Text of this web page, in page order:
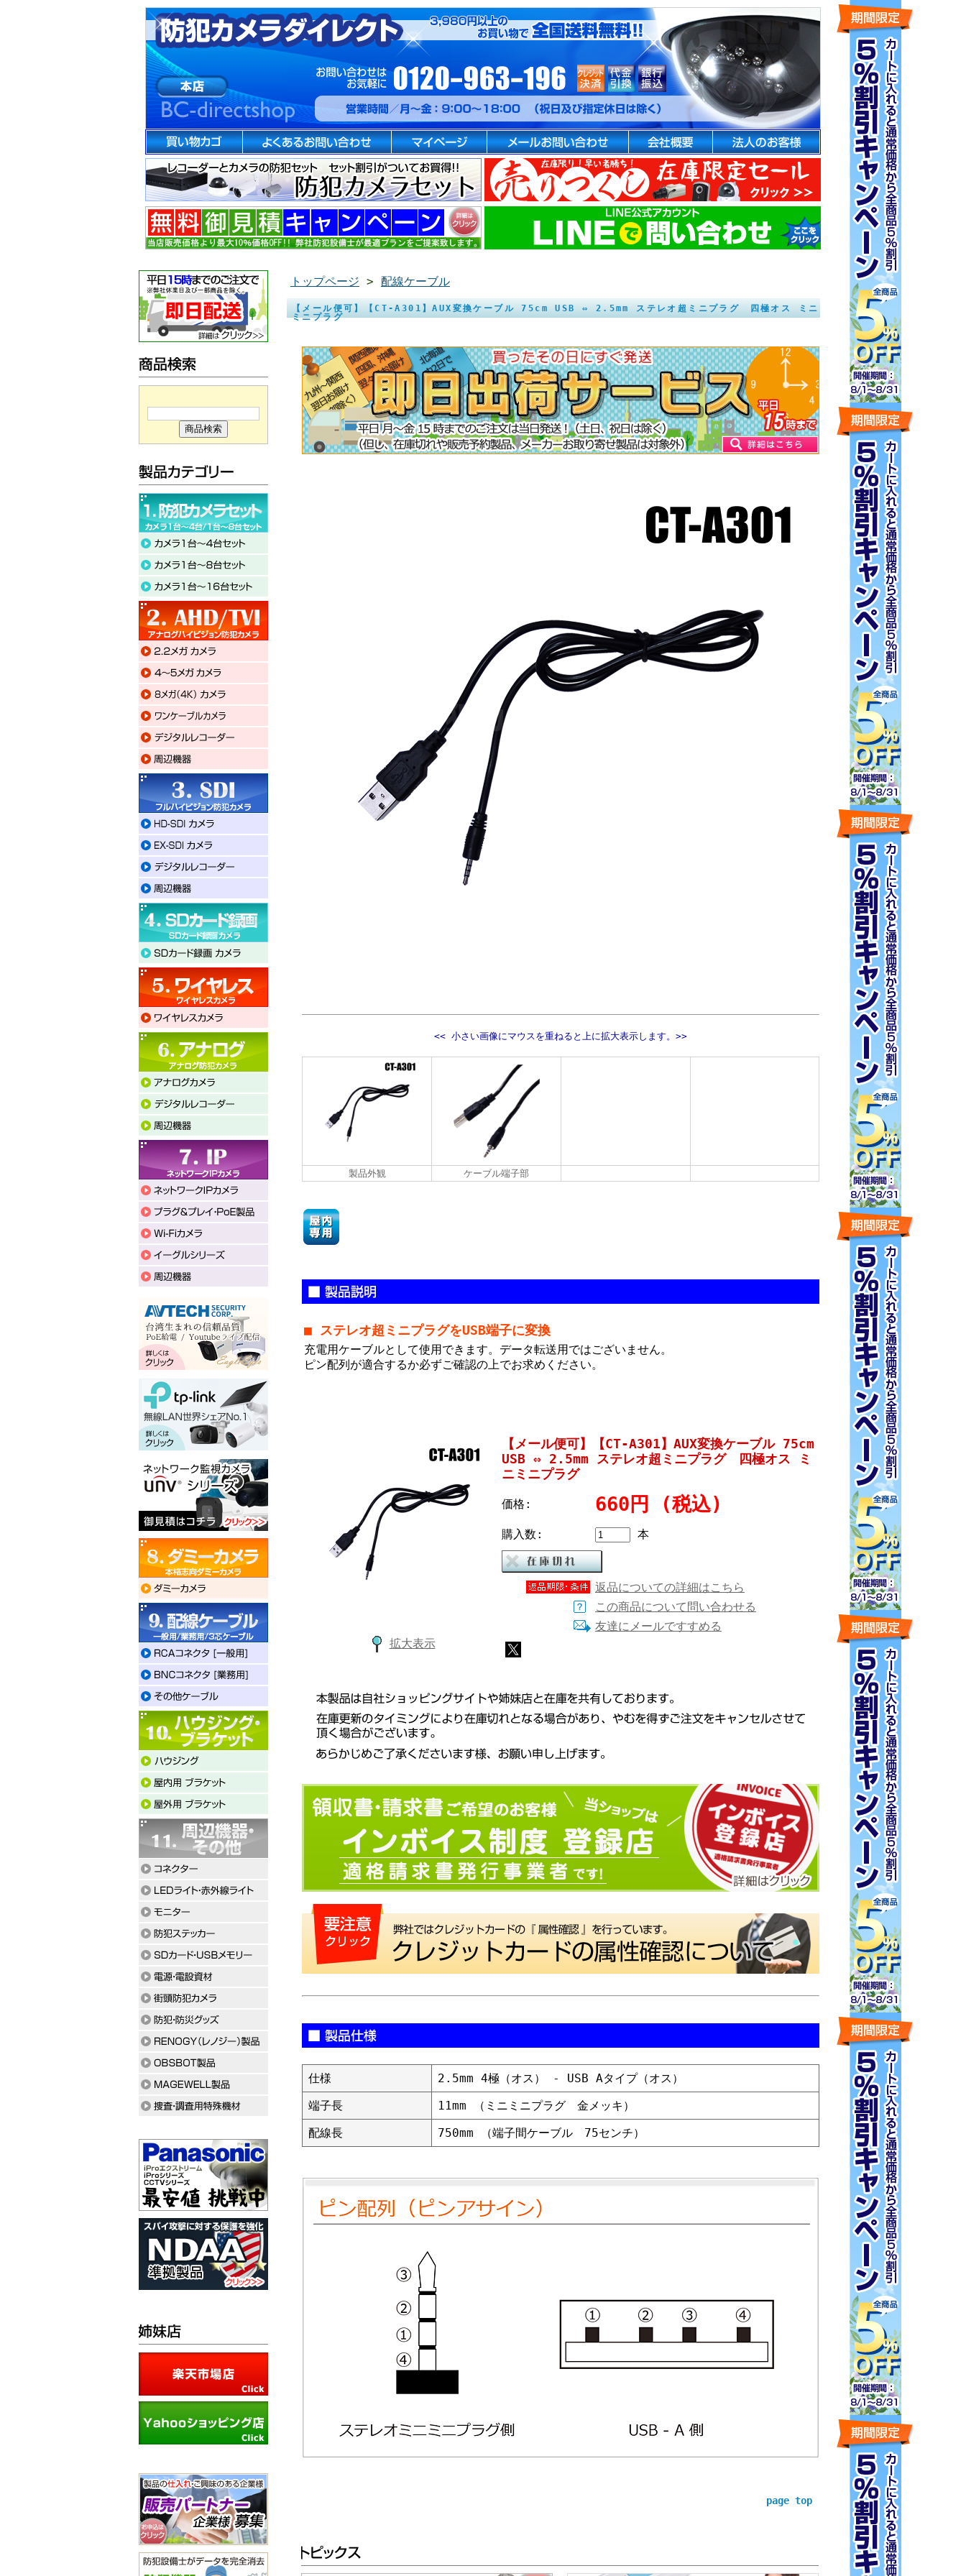
トップページ > 配線ケーブル
【メール便可】【CT-A301】AUX変換ケーブル 75cm USB ⇔ 2.5mm ステレオ超ミニプラグ 四極オス ミニ
ミニプラグ
<< 小さい画像にマウスを重ねると上に拡大表示します。>>
製品外観 ケーブル端子部
■ ステレオ超ミニプラグをUSB端子に変換
充電用ケーブルとして使用できます。データ転送用ではございません。
ピン配列が適合するか必ずご確認の上でお求めください。
拡大表示
【メール便可】【CT-A301】AUX変換ケーブル 75cm
USB ⇔ 2.5mm ステレオ超ミニプラグ 四極オス ミ
ニミニプラグ
価格: 660円 (税込)
購入数: 本
返品についての詳細はこちら
この商品について問い合わせる
友達にメールですすめる
仕様
2.5mm 4極（オス） - USB Aタイプ（オス）
端子長
11mm （ミニミニプラグ 金メッキ）
配線長
750mm （端子間ケーブル 75センチ）
page top